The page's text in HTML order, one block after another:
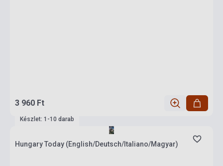
3 960 Ft
Készlet: 1-10 darab
Hungary Today (English/Deutsch/Italiano/Magyar)